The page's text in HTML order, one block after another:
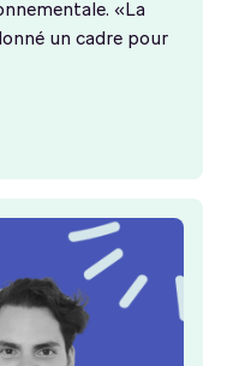
«La
un cadre pour